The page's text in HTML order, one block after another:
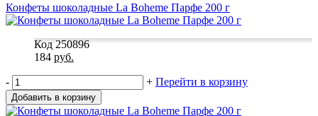
Конфеты шоколадные La Boheme Парфе 200 г
Код 250896
184 руб.
- + Перейти в корзину
Добавить в корзину